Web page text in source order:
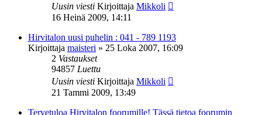
Uusin viesti Kirjoittaja Mikkoli
16 Heinä 2009, 14:11
Hirvitalon uusi puhelin : 041 - 789 1193
Kirjoittaja maisteri » 25 Loka 2007, 16:09
2 Vastaukset
94857 Luettu
Uusin viesti Kirjoittaja Mikkoli
21 Tammi 2009, 13:49
Tervetuloa Hirvitalon foorumille! Tässä tietoa foorumin